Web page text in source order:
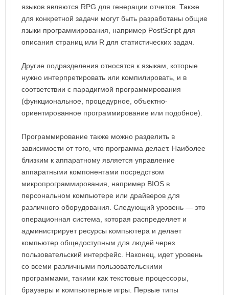
языков являются RPG для генерации отчетов. Также
для конкретной задачи могут быть разработаны общие
языки программирования, например PostScript для
описания страниц или R для статистических задач.
Другие подразделения относятся к языкам, которые
нужно интерпретировать или компилировать, и в
соответствии с парадигмой программирования
(функциональное, процедурное, объектно-
ориентированное программирование или подобное).
Программирование также можно разделить в
зависимости от того, что программа делает. Наиболее
близким к аппаратному является управление
аппаратными компонентами посредством
микропрограммирования, например BIOS в
персональном компьютере или драйверов для
различного оборудования. Следующий уровень — это
операционная система, которая распределяет и
администрирует ресурсы компьютера и делает
компьютер общедоступным для людей через
пользовательский интерфейс. Наконец, идет уровень
со всеми различными пользовательскими
программами, такими как текстовые процессоры,
браузеры и компьютерные игры. Первые типы